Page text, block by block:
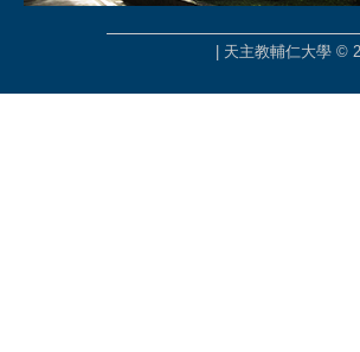
| 天主教輔仁大學 ©